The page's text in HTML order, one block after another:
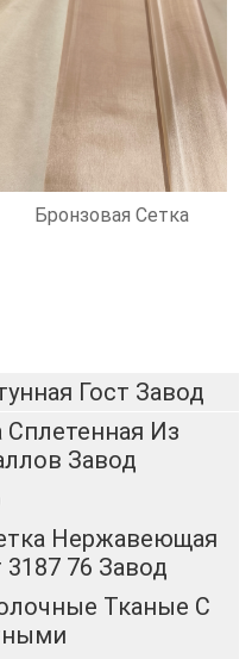
Бронзовая Сетка
Гост Завод
Сплетенная Из
Завод
Нержавеющая
76 Завод
Тканые С